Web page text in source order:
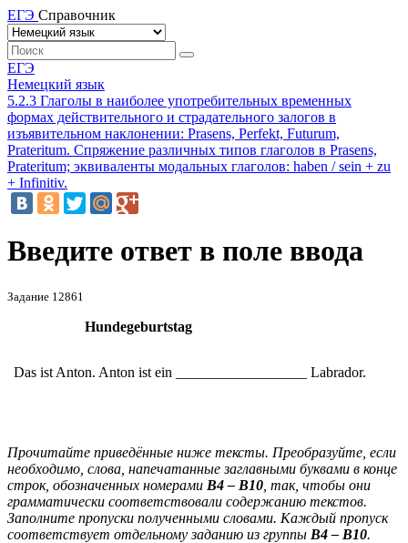
ЕГЭ Справочник
ЕГЭ
Немецкий язык
5.2.3 Глаголы в наиболее употребительных временных
формах действительного и страдательного залогов в
изъявительном наклонении: Prasens, Perfekt, Futurum,
Prateritum. Спряжение различных типов глаголов в Prasens,
Prateritum; эквиваленты модальных глаголов: haben / sein + zu
+ Infinitiv.
Введите ответ в поле ввода
Задание 12861
Hundegeburtstag
Das ist Anton. Anton ist ein Labrador.
Прочитайте приведённые ниже тексты. Преобразуйте, если
необходимо, слова, напечатанные заглавными буквами в конце
строк, обозначенных номерами B4 – B10 , так, чтобы они
грамматически соответствовали содержанию текстов.
Заполните пропуски полученными словами. Каждый пропуск
соответствует отдельному заданию из группы B4 – B10.